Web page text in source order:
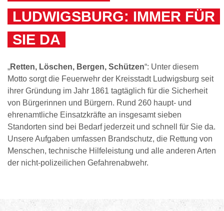
LUDWIGSBURG: IMMER FÜR
SIE DA
„Retten, Löschen, Bergen, Schützen“: Unter diesem
Motto sorgt die Feuerwehr der Kreisstadt Ludwigsburg seit
ihrer Gründung im Jahr 1861 tagtäglich für die Sicherheit
von Bürgerinnen und Bürgern. Rund 260 haupt- und
ehrenamtliche Einsatzkräfte an insgesamt sieben
Standorten sind bei Bedarf jederzeit und schnell für Sie da.
Unsere Aufgaben umfassen Brandschutz, die Rettung von
Menschen, technische Hilfeleistung und alle anderen Arten
der nicht-polizeilichen Gefahrenabwehr.